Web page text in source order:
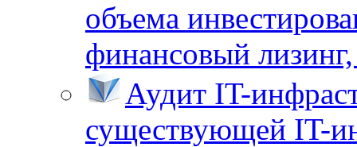
объема
финансовый
Аудит IT-
существующей IT-